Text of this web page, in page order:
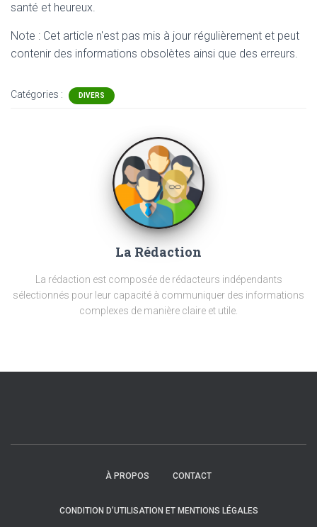
santé et heureux.
Note : Cet article n'est pas mis à jour régulièrement et peut
contenir des informations obsolètes ainsi que des erreurs.
Catégories : DIVERS
La Rédaction
La rédaction est composée de rédacteurs indépendants
sélectionnés pour leur capacité à communiquer des informations
complexes de manière claire et utile.
À PROPOS CONTACT
CONDITION D’UTILISATION ET MENTIONS LÉGALES